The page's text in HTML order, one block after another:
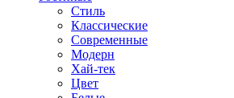
Стиль
Классические
Современные
Модерн
Хай-тек
Цвет